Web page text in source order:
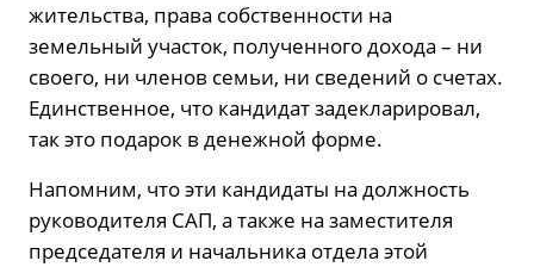
жительства, права собственности на
земельный участок, полученного дохода – ни
своего, ни членов семьи, ни сведений о счетах.
Единственное, что кандидат задекларировал,
так это подарок в денежной форме.
Напомним, что эти кандидаты на должность
руководителя САП, а также на заместителя
председателя и начальника отдела этой